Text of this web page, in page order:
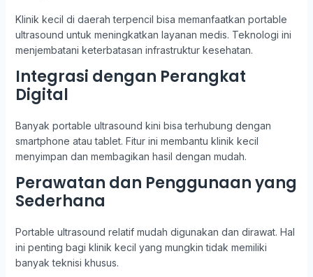
Klinik kecil di daerah terpencil bisa memanfaatkan portable
ultrasound untuk meningkatkan layanan medis. Teknologi ini
menjembatani keterbatasan infrastruktur kesehatan.
Integrasi dengan Perangkat
Digital
Banyak portable ultrasound kini bisa terhubung dengan
smartphone atau tablet. Fitur ini membantu klinik kecil
menyimpan dan membagikan hasil dengan mudah.
Perawatan dan Penggunaan yang
Sederhana
Portable ultrasound relatif mudah digunakan dan dirawat. Hal
ini penting bagi klinik kecil yang mungkin tidak memiliki
banyak teknisi khusus.